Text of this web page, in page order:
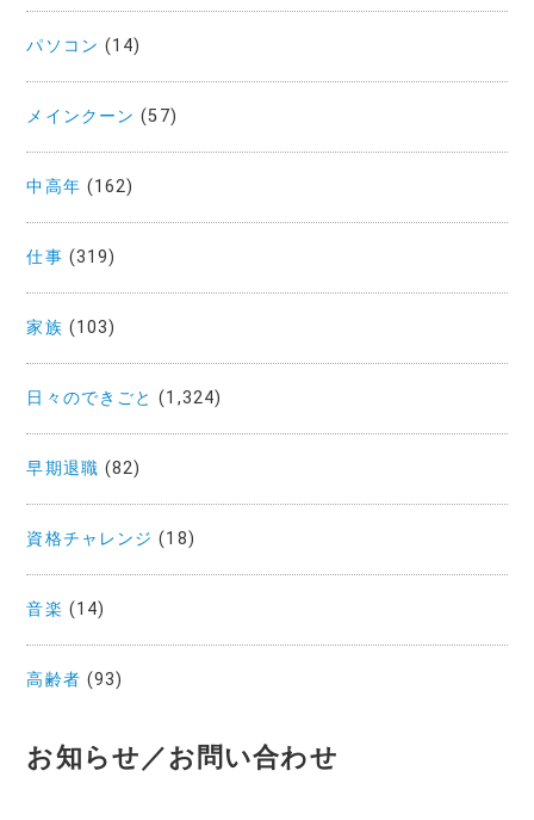
パソコン (14)
メインクーン (57)
中高年 (162)
仕事 (319)
家族 (103)
日々のできごと (1,324)
早期退職 (82)
資格チャレンジ (18)
音楽 (14)
高齢者 (93)
お知らせ／お問い合わせ